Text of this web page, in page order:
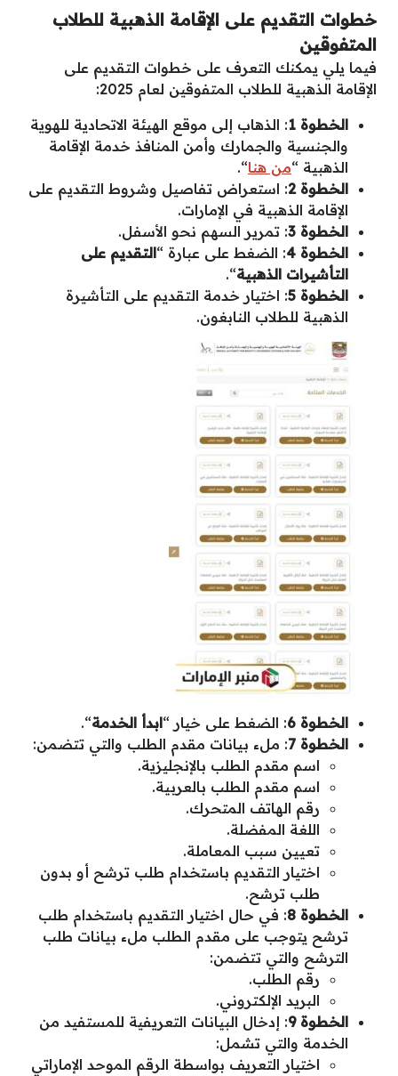
خطوات التقديم على الإقامة الذهبية للطلاب
المتفوقين
فيما يلي يمكنك التعرف على خطوات التقديم على
الإقامة الذهبية للطلاب المتفوقين لعام 2025:
الخطوة 1
: الذهاب إلى موقع الهيئة الاتحادية للهوية
والجنسية والجمارك وأمن المنافذ خدمة الإقامة
الذهبية “من هنا“.
الخطوة 2 : استعراض تفاصيل وشروط التقديم على
الإقامة الذهبية في الإمارات.
الخطوة 3
: تمرير السهم نحو الأسفل.
الخطوة 4
: الضغط على عبارة “التقديم على
التأشيرات الذهبية“.
الخطوة 5
: اختيار خدمة التقديم على التأشيرة
الذهبية للطلاب النابغون.
الخطوة 6 : الضغط على خيار “ابدأ الخدمة“.
الخطوة 7
: ملء بيانات مقدم الطلب والتي تتضمن:
اسم مقدم الطلب بالإنجليزية.
اسم مقدم الطلب بالعربية.
رقم الهاتف المتحرك.
اللغة المفضلة.
تعيين سبب المعاملة.
اختيار التقديم باستخدام طلب ترشح أو بدون
طلب ترشح.
الخطوة 8
: في حال اختيار التقديم باستخدام طلب
ترشح يتوجب على مقدم الطلب ملء بيانات طلب
الترشح والتي تتضمن:
رقم الطلب.
البريد الإلكتروني.
الخطوة 9 : إدخال البيانات التعريفية للمستفيد من
الخدمة والتي تشمل:
اختيار التعريف بواسطة الرقم الموحد الإماراتي